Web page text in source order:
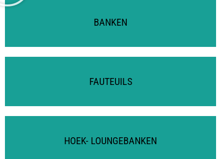
BANKEN
FAUTEUILS
HOEK- LOUNGEBANKEN